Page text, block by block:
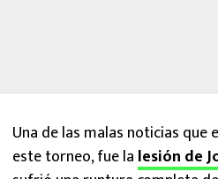
Una de las malas noticias
este torneo, fue la lesión de